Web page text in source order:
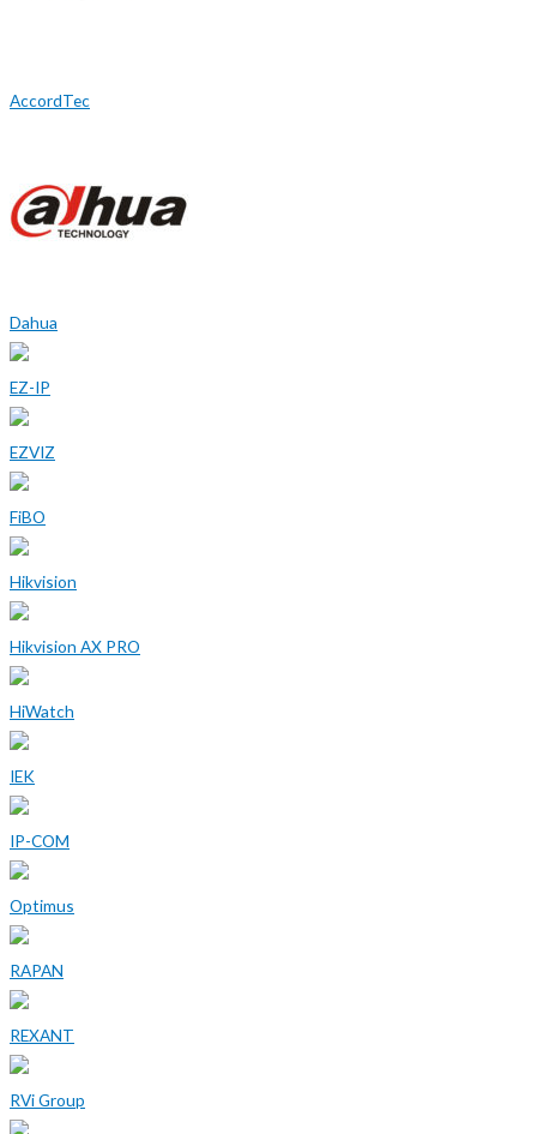
AccordTec
Dahua
EZ-IP
EZVIZ
FiBO
Hikvision
Hikvision AX PRO
HiWatch
IEK
IP-COM
Optimus
RAPAN
REXANT
RVi Group